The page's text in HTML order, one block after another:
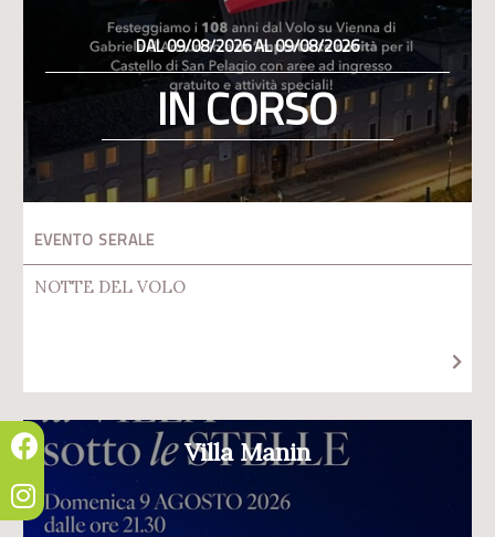
DAL 09/08/2026 AL 09/08/2026
IN CORSO
EVENTO SERALE
NOTTE DEL VOLO
Villa Manin